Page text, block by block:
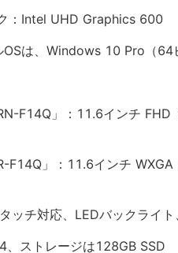
：Intel UHD Graphics 600
は、Windows 10 Pro（64
F14Q」：11.6インチ
F14Q」：11.6インチ
ッチ対応、LEDバックライ
、ストレージは128GB SSD